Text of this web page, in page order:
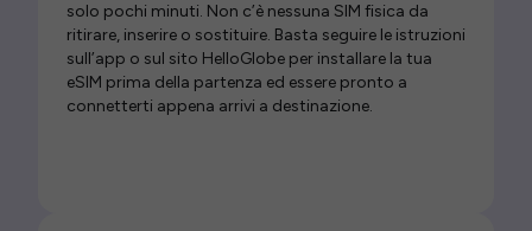
solo pochi minuti. Non c’è nessuna SIM fisica da
ritirare, inserire o sostituire. Basta seguire le istruzioni
sull’app o sul sito HelloGlobe per installare la tua
eSIM prima della partenza ed essere pronto a
connetterti appena arrivi a destinazione.